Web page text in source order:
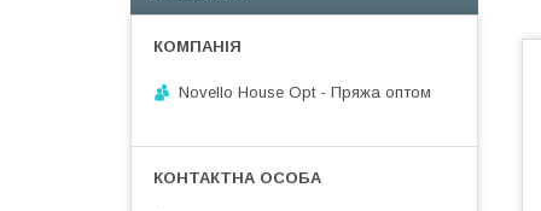
Novello House Opt - Пряжа оптом